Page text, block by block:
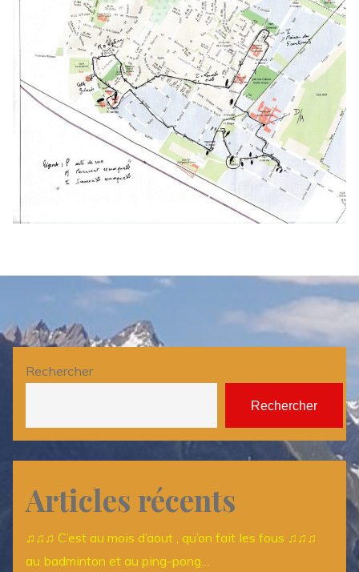
Rechercher
Rechercher
Articles récents
♫♫♫ C’est au mois d’aout , qu’on fait les fous ♫♫♫
au badminton et au ping-pong…